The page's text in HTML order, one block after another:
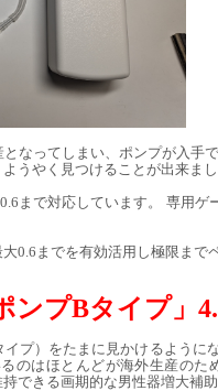
なってしまい、ポンプが入手
うやく見つけることが出来まし
まで対応しています。 専用
0.6までを有効活用し極限まで
ンプBタイプ」
プ）をたまに見かけるように
のはほとんどが海外生産の
できる画期的な男性器増大補助